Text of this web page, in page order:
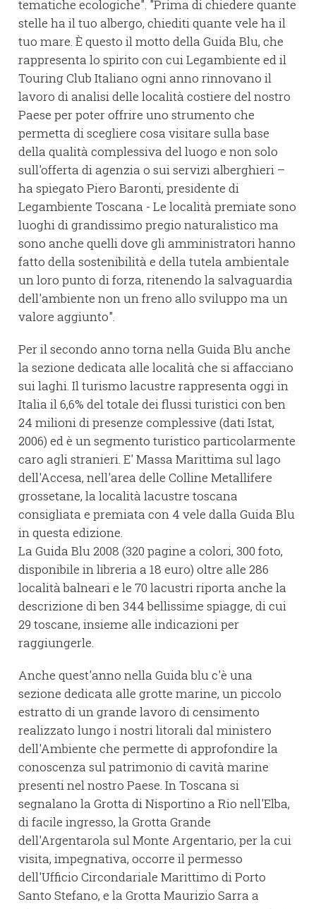
tematiche ecologiche". "Prima di chiedere quante
stelle ha il tuo albergo, chiediti quante vele ha il
tuo mare. È questo il motto della Guida Blu, che
rappresenta lo spirito con cui Legambiente ed il
Touring Club Italiano ogni anno rinnovano il
lavoro di analisi delle località costiere del nostro
Paese per poter offrire uno strumento che
permetta di scegliere cosa visitare sulla base
della qualità complessiva del luogo e non solo
sull'offerta di agenzia o sui servizi alberghieri –
ha spiegato Piero Baronti, presidente di
Legambiente Toscana - Le località premiate sono
luoghi di grandissimo pregio naturalistico ma
sono anche quelli dove gli amministratori hanno
fatto della sostenibilità e della tutela ambientale
un loro punto di forza, ritenendo la salvaguardia
dell'ambiente non un freno allo sviluppo ma un
valore aggiunto".
Per il secondo anno torna nella Guida Blu anche
la sezione dedicata alle località che si affacciano
sui laghi. Il turismo lacustre rappresenta oggi in
Italia il 6,6% del totale dei flussi turistici con ben
24 milioni di presenze complessive (dati Istat,
2006) ed è un segmento turistico particolarmente
caro agli stranieri. E' Massa Marittima sul lago
dell'Accesa, nell'area delle Colline Metallifere
grossetane, la località lacustre toscana
consigliata e premiata con 4 vele dalla Guida Blu
in questa edizione.
La Guida Blu 2008 (320 pagine a colori, 300 foto,
disponibile in libreria a 18 euro) oltre alle 286
località balneari e le 70 lacustri riporta anche la
descrizione di ben 344 bellissime spiagge, di cui
29 toscane, insieme alle indicazioni per
raggiungerle.
Anche quest'anno nella Guida blu c'è una
sezione dedicata alle grotte marine, un piccolo
estratto di un grande lavoro di censimento
realizzato lungo i nostri litorali dal ministero
dell'Ambiente che permette di approfondire la
conoscenza sul patrimonio di cavità marine
presenti nel nostro Paese. In Toscana si
segnalano la Grotta di Nisportino a Rio nell'Elba,
di facile ingresso, la Grotta Grande
dell'Argentarola sul Monte Argentario, per la cui
visita, impegnativa, occorre il permesso
dell'Ufficio Circondariale Marittimo di Porto
Santo Stefano, e la Grotta Maurizio Sarra a